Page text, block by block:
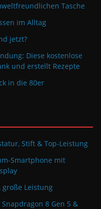
Tasche
im Alltag
jetzt?
Diese kostenlose
und erstellt Rezepte
in die 80er
Stift & Top-Leistung
Smartphone mit
große Leistung
8 Gen 5 &